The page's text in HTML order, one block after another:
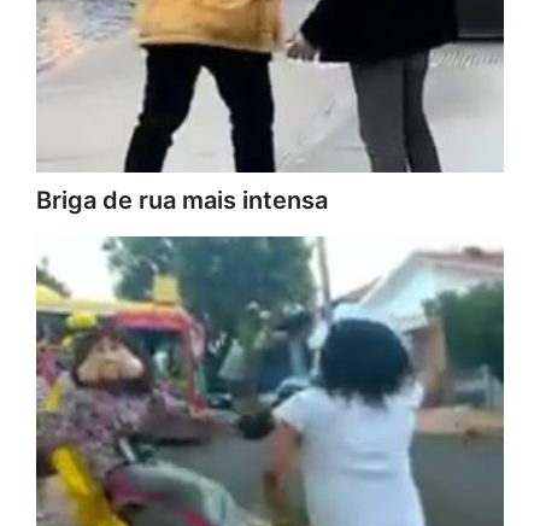
Briga de rua mais intensa